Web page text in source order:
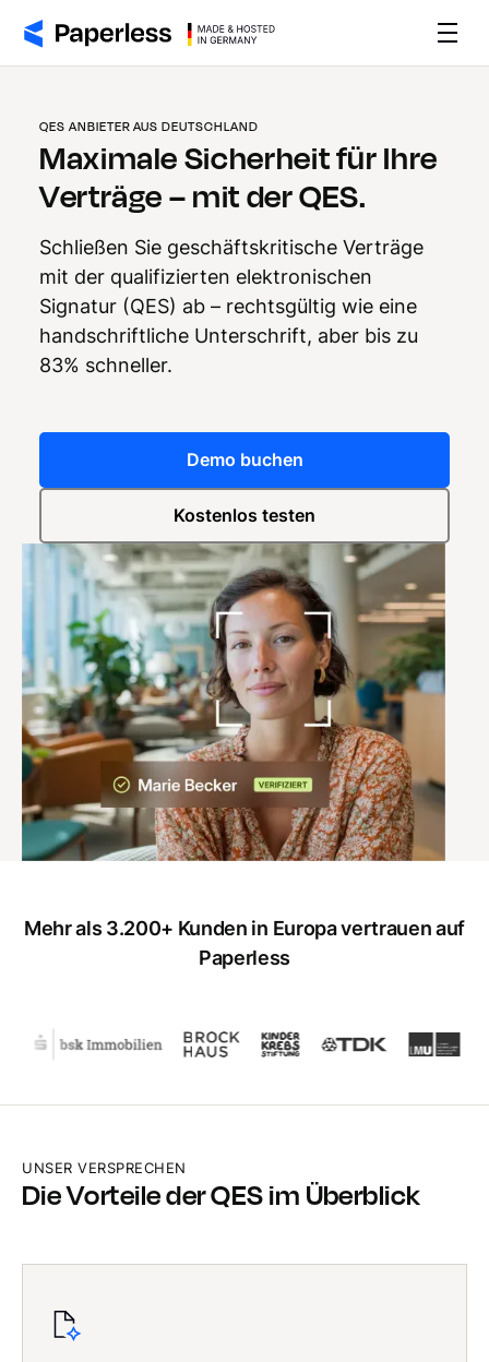
QES ANBIETER AUS DEUTSCHLAND
Maximale Sicherheit für Ihre
Verträge – mit der QES.
Schließen Sie geschäftskritische Verträge
mit der qualifizierten elektronischen
Signatur (QES) ab – rechtsgültig wie eine
handschriftliche Unterschrift, aber bis zu
83% schneller.
Demo buchen
Kostenlos testen
Mehr als 3.200+ Kunden in Europa vertrauen auf
Paperless
UNSER VERSPRECHEN
Die Vorteile der QES im Überblick